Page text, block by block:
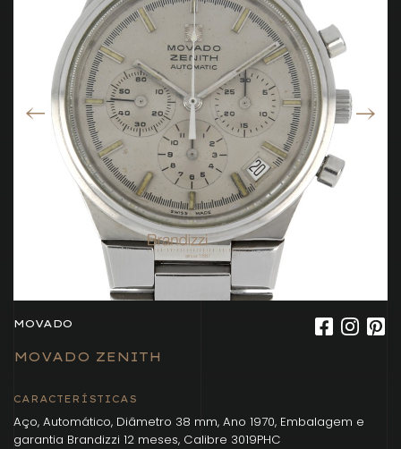
MOVADO
MOVADO ZENITH
CARACTERÍSTICAS
Aço, Automático, Diâmetro 38 mm, Ano 1970, Embalagem e
garantia Brandizzi 12 meses, Calibre 3019PHC